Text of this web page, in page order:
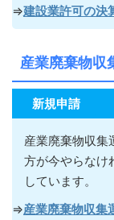
⇒建設業許可の決
産業廃棄物収
新規申請
産業廃棄物収集
方が今やらなけ
しています。
⇒産業廃棄物収集